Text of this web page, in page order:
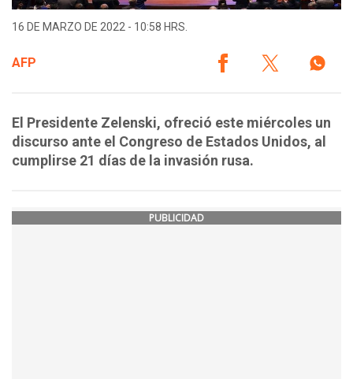
16 DE MARZO DE 2022 - 10:58 HRS.
AFP
El Presidente Zelenski, ofreció este miércoles un
discurso ante el Congreso de Estados Unidos, al
cumplirse 21 días de la invasión rusa.
PUBLICIDAD